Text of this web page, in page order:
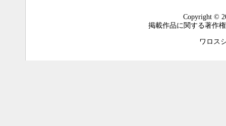
Copyright ©
掲載作品に関する著作
ワロス